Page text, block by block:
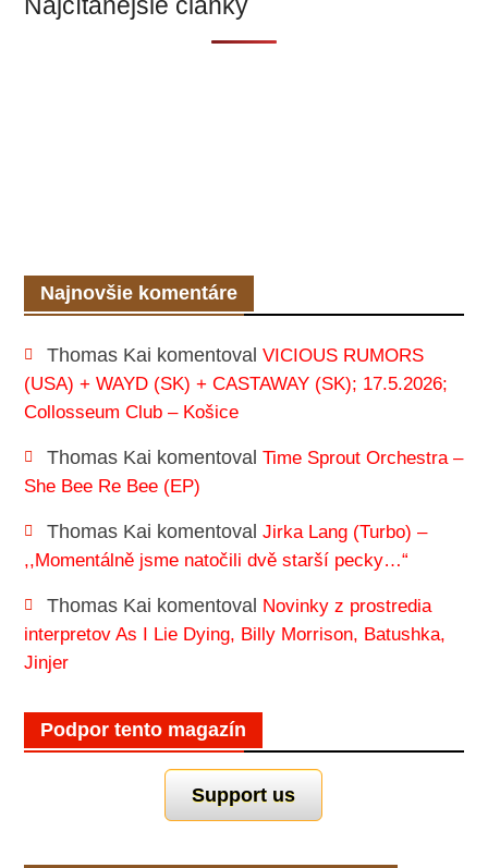
Najnovšie komentáre
Thomas Kai komentoval VICIOUS RUMORS
(USA) + WAYD (SK) + CASTAWAY (SK); 17.5.2026;
Collosseum Club – Košice
Thomas Kai komentoval Time Sprout Orchestra –
She Bee Re Bee (EP)
Thomas Kai komentoval Jirka Lang (Turbo) –
,,Momentálně jsme natočili dvě starší pecky…“
Thomas Kai komentoval Novinky z prostredia
interpretov As I Lie Dying, Billy Morrison, Batushka,
Jinjer
Podpor tento magazín
Support us